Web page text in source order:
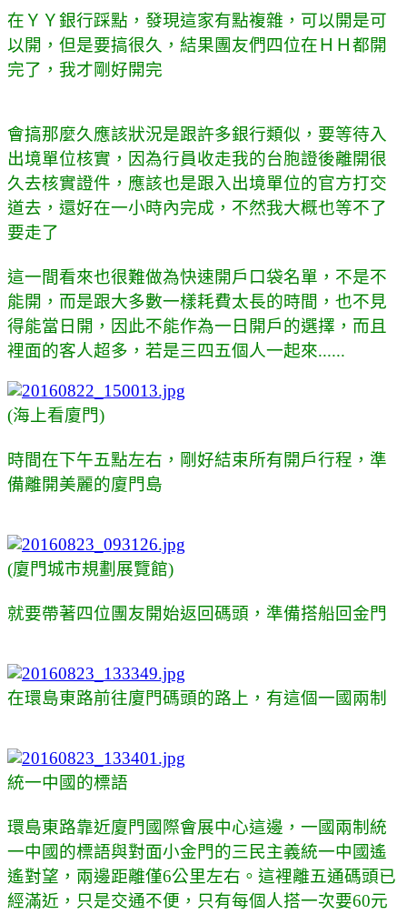
在ＹＹ銀行踩點，發現這家有點複雜，可以開是可
以開，但是要搞很久，結果團友們四位在ＨＨ都開
完了，我才剛好開完
會搞那麼久應該狀況是跟許多銀行類似，要等待入
出境單位核實，因為行員收走我的台胞證後離開很
久去核實證件，應該也是跟入出境單位的官方打交
道去，還好在一小時內完成，不然我大概也等不了
要走了
這一間看來也很難做為快速開戶口袋名單，不是不
能開，而是跟大多數一樣耗費太長的時間，也不見
得能當日開，因此不能作為一日開戶的選擇，而且
裡面的客人超多，若是三四五個人一起來......
(海上看廈門)
時間在下午五點左右，剛好結束所有開戶行程，準
備離開美麗的廈門島
(廈門城市規劃展覽館)
就要帶著四位團友開始返回碼頭，準備搭船回金門
在環島東路前往廈門碼頭的路上，有這個一國兩制
統一中國的標語
環島東路靠近廈門國際會展中心這邊，一國兩制統
一中國的標語與對面小金門的三民主義統一中國遙
遙對望，兩邊距離僅6公里左右。這裡離五通碼頭已
經滿近，只是交通不便，只有每個人搭一次要60元